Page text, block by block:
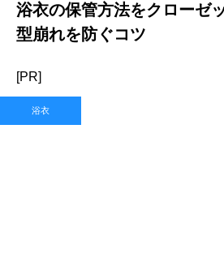
浴衣の保管方法をクローゼ
型崩れを防ぐコツ
[PR]
浴衣